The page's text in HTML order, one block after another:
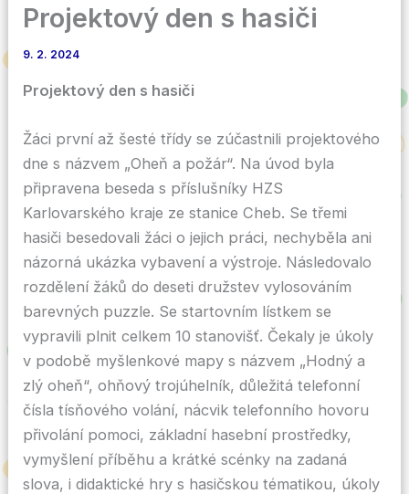
Projektový den s hasiči
9. 2. 2024
Projektový den s hasiči
Žáci první až šesté třídy se zúčastnili projektového
dne s názvem „Oheň a požár“. Na úvod byla
připravena beseda s příslušníky HZS
Karlovarského kraje ze stanice Cheb. Se třemi
hasiči besedovali žáci o jejich práci, nechyběla ani
názorná ukázka vybavení a výstroje. Následovalo
rozdělení žáků do deseti družstev vylosováním
barevných puzzle. Se startovním lístkem se
vypravili plnit celkem 10 stanovišť. Čekaly je úkoly
v podobě myšlenkové mapy s názvem „Hodný a
zlý oheň“, ohňový trojúhelník, důležitá telefonní
čísla tísňového volání, nácvik telefonního hovoru
přivolání pomoci, základní hasební prostředky,
vymyšlení příběhu a krátké scénky na zadaná
slova, i didaktické hry s hasičskou tématikou, úkoly